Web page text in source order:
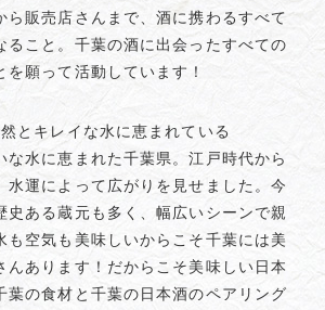
ら販売店さんまで、酒に携わるすべて
ること。千葉の酒に出会ったすべての
を願って活動しています！
とキレイな水に恵まれている
な水に恵まれた千葉県。江戸時代から
水運によって広がりを見せました。今
史ある蔵元も多く、幅広いシーンで親
も空気も美味しいからこそ千葉には美
んあります！だからこそ美味しい日本
葉の食材と千葉の日本酒のペアリング